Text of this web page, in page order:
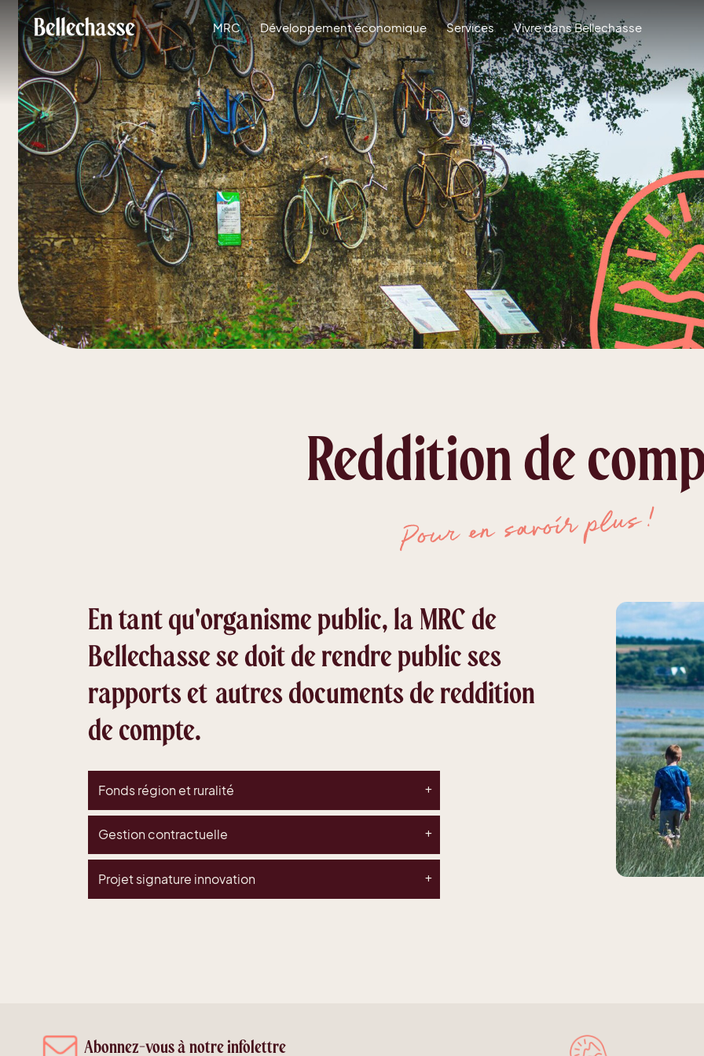
MRC Développement économique Services Vivre dans Bellechasse
Reddition de
Pour en savoir plus!
En tant qu'organisme public, la MRC de
Bellechasse se doit de rendre public ses
rapports et autres documents de reddition
de compte.
Fonds région et ruralité
Gestion contractuelle
Projet signature innovation
Abonnez-vous à notre infolettre